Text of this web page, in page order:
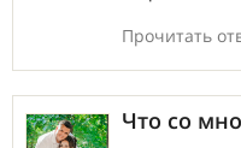
Прочитать
Что со